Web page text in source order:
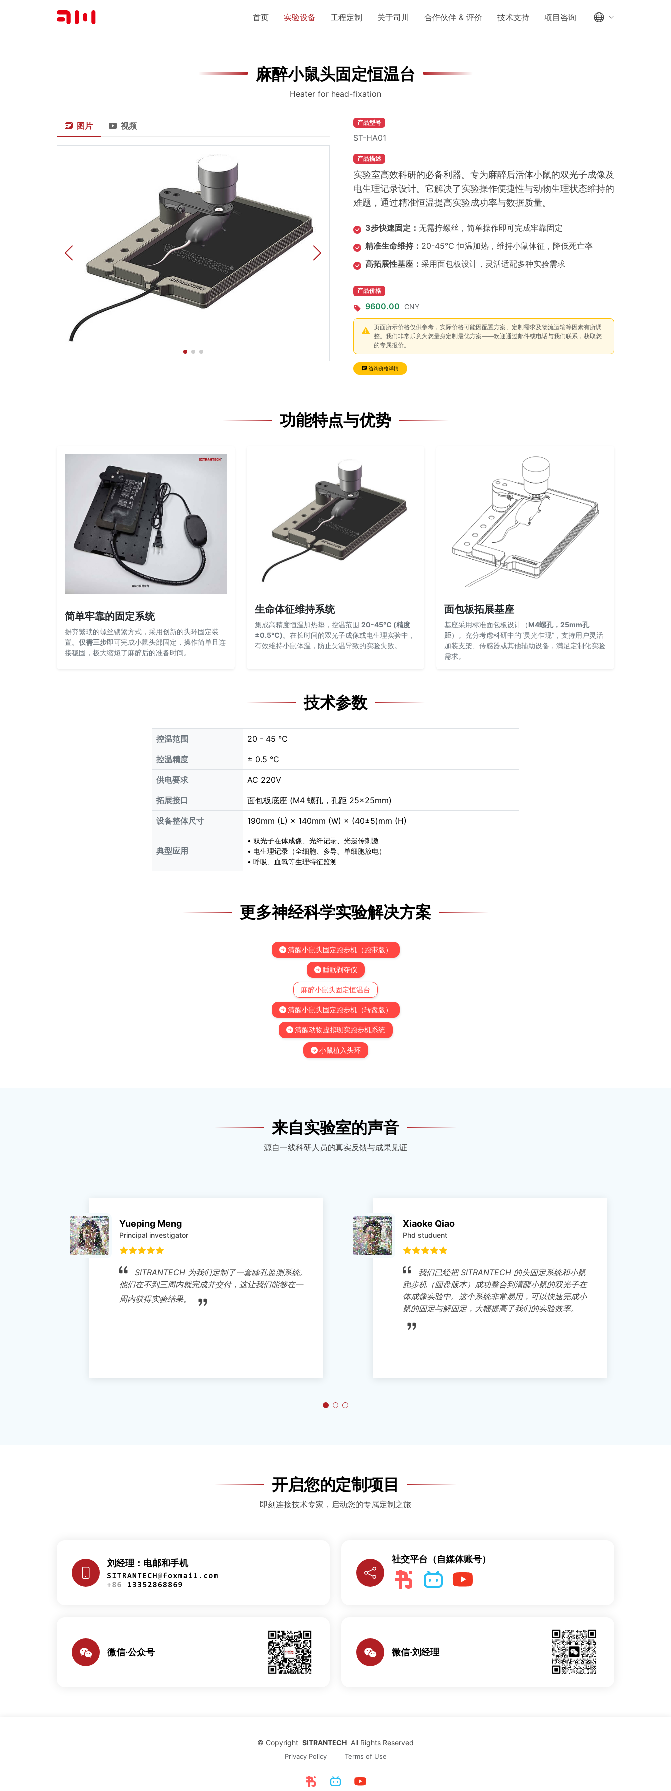
首页 实验设备 工程定制 关于司川 合作伙伴 & 评价 技术支持 项目咨询
麻醉小鼠头固定恒温台
Heater for head-fixation
图片 视频 产品型号
ST-HA01
产品描述
实验室高效科研的必备利器。专为麻醉后活体小鼠的双光子成像及
电生理记录设计。它解决了实验操作便捷性与动物生理状态维持的
难题，通过精准恒温提高实验成功率与数据质量。
3步快速固定： 无需拧螺丝，简单操作即可完成牢靠固定
精准生命维持： 20-45℃ 恒温加热，维持小鼠体征，降低死亡率
高拓展性基座： 采用面包板设计，灵活适配多种实验需求
产品价格
9600.00 CNY
页面所示价格仅供参考，实际价格可能因配置方案、定制需求及物流运输等因素有所调
整。我们非常乐意为您量身定制最优方案——欢迎通过邮件或电话与我们联系，获取您
的专属报价。
咨询价格详情
功能特点与优势
简单牢靠的固定系统
摒弃繁琐的螺丝锁紧方式，采用创新的头环固定装
置。 仅需三步即可完成小鼠头部固定，操作简单且连
接稳固，极大缩短了麻醉后的准备时间。
生命体征维持系统
集成高精度恒温加热垫，控温范围 20-45℃ (精度
±0.5℃)。在长时间的双光子成像或电生理实验中，
有效维持小鼠体温，防止失温导致的实验失败。
面包板拓展基座
基座采用标准面包板设计（M4螺孔，25mm孔
距）。充分考虑科研中的“灵光乍现”，支持用户灵活
加装支架、传感器或其他辅助设备，满足定制化实验
需求。
技术参数
控温范围 20 - 45 ℃
控温精度 ± 0.5 ℃
供电要求 AC 220V
拓展接口 面包板底座 (M4 螺孔，孔距 25×25mm)
设备整体尺寸 190mm (L) × 140mm (W) × (40±5)mm (H)
典型应用
• 双光子在体成像、光纤记录、光遗传刺激
• 电生理记录（全细胞、多导、单细胞放电）
• 呼吸、血氧等生理特征监测
更多神经科学实验解决方案
清醒小鼠头固定跑步机（跑带版）
睡眠剥夺仪
麻醉小鼠头固定恒温台
清醒小鼠头固定跑步机（转盘版）
清醒动物虚拟现实跑步机系统
小鼠植入头环
来自实验室的声音
源自一线科研人员的真实反馈与成果见证
我们已经把 SITRANTECH 的头固定系统和小鼠
跑步机（圆盘版本）成功整合到清醒小鼠的双光子在
体成像实验中。这个系统非常易用，可以快速完成小
鼠的固定与解固定，大幅提高了我们的实验效率。
SITRANTECH 为我们定制了一套基于激光的小鼠
足趾疼痛刺激系统，并与他们的传送带式小鼠跑步机
无缝配合，接入我们的双光子成像平台。我们现在可
以清楚观察到体感皮层神经元在足趾刺激后出现的钙
开启您的定制项目
即刻连接技术专家，启动您的专属定制之旅
刘经理：电邮和手机 社交平台（自媒体账号）
微信·公众号 微信·刘经理
© Copyright SITRANTECH All Rights Reserved
Privacy Policy Terms of Use